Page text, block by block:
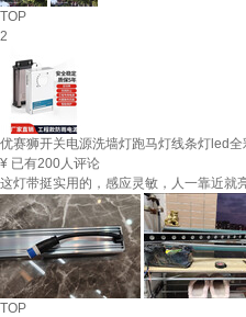
TOP
2
优赛狮开关电源洗墙灯跑马灯线条灯led
¥ 已有200人评论
这灯带挺实用的，感应灵敏，人一靠近就
TOP